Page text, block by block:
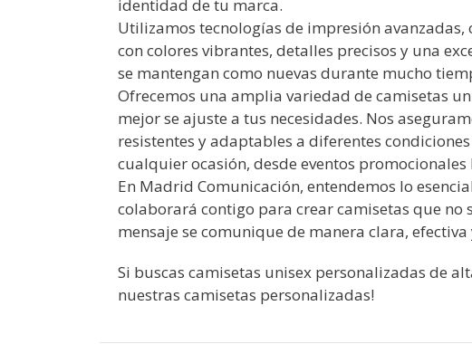
identidad de tu marca.
Utilizamos tecnologías de impresión
con colores vibrantes, detalles precisos y una
se mantengan como nuevas durante mucho
Ofrecemos una amplia variedad de camisetas
mejor se ajuste a tus necesidades. Nos
resistentes y adaptables a diferentes
cualquier ocasión, desde eventos
En Madrid Comunicación, entendemos lo
colaborará contigo para crear camisetas que no
mensaje se comunique de manera clara,
Si buscas camisetas unisex personalizadas de
nuestras camisetas personalizadas!